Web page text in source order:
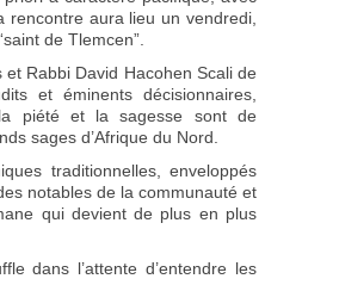
rencontre aura lieu un vendredi,
de Tlemcen”.
Rabbi David Hacohen Scali de
et éminents décisionnaires,
piété et la sagesse sont de
sages d’Afrique du Nord.
traditionnelles, enveloppés
notables de la communauté et
qui devient de plus en plus
dans l’attente d’entendre les